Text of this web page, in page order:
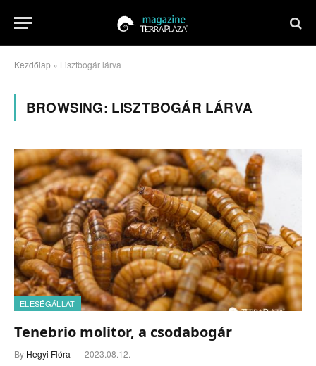
Kezdőlap » Lisztbogár lárva
BROWSING: LISZTBOGÁR LÁRVA
ELESÉGÁLLAT
Tenebrio molitor, a csodabogár
By Hegyi Flóra 2023.08.12.